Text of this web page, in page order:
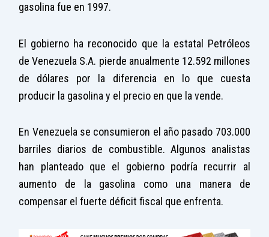
gasolina fue en 1997.
El gobierno ha reconocido que la estatal Petróleos
de Venezuela S.A. pierde anualmente 12.592 millones
de dólares por la diferencia en lo que cuesta
producir la gasolina y el precio en que la vende.
En Venezuela se consumieron el año pasado 703.000
barriles diarios de combustible. Algunos analistas
han planteado que el gobierno podría recurrir al
aumento de la gasolina como una manera de
compensar el fuerte déficit fiscal que enfrenta.